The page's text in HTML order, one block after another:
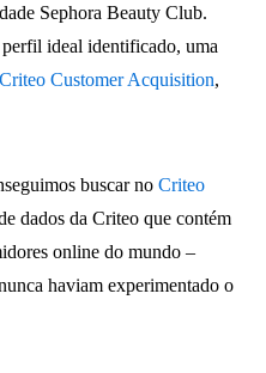
Sephora Beauty Club.
ideal identificado, uma
Criteo Customer Acquisition,
buscar no Criteo
dados da Criteo que contém
online do mundo –
haviam experimentado o